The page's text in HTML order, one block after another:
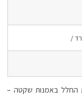
/
החלל באמנות שקטה –